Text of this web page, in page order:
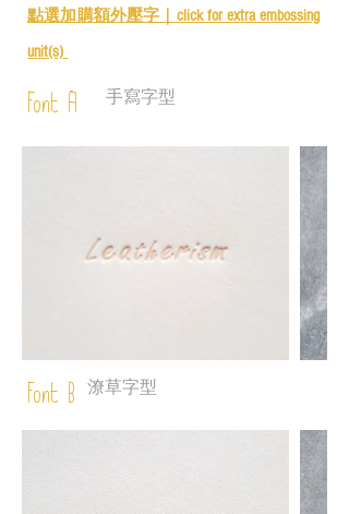
點選加購額外壓字｜ click for extra embossing
unit(s)
Font A 手寫字型
Font B 潦草字型